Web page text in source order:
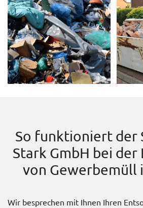
So funktioniert der
Stark GmbH bei der
von Gewerbemüll
Wir besprechen mit Ihnen Ihren